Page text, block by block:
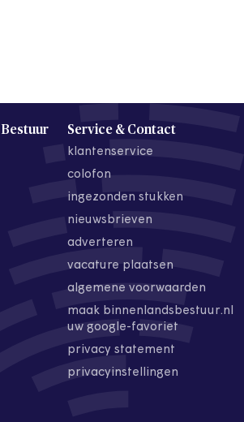
Service & Contact
klantenservice
colofon
ingezonden stukken
nieuwsbrieven
adverteren
vacature plaatsen
algemene voorwaarden
maak binnenlandsbestuur.nl
uw google-favoriet
privacy statement
privacyinstellingen